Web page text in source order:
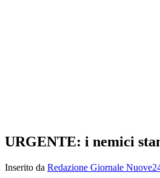
URGENTE: i nemici
Inserito da Redazione Giornale